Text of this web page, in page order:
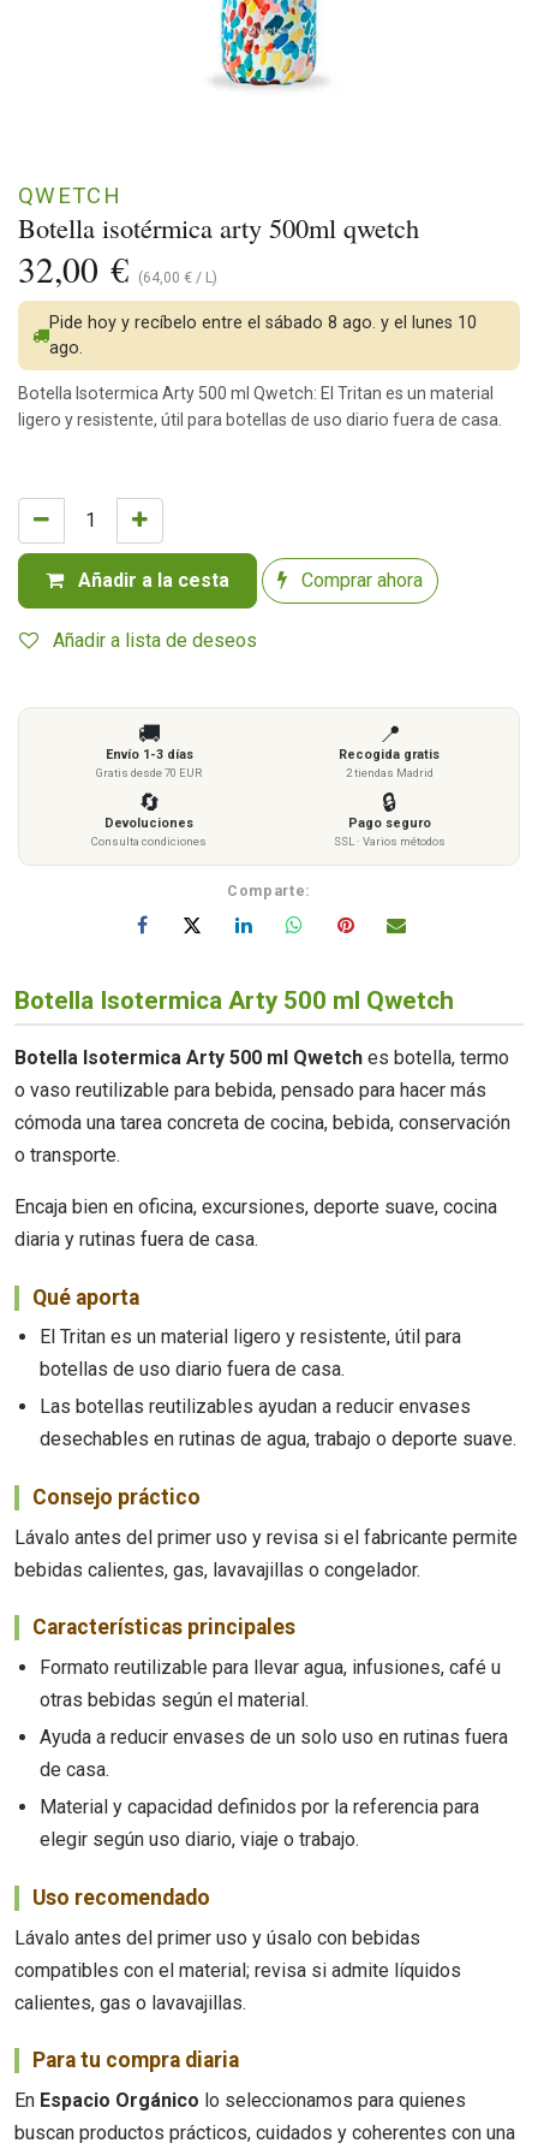
Botella isotérmica arty 500ml qwetch
QWETCH
32,00 € (64,00 € / L )
Añadir a la cesta Comprar ahora
Añadir a lista de deseos
Pide hoy y recíbelo entre el sábado 8 ago. y el lunes 10
ago.
Botella Isotermica Arty 500 ml Qwetch: El Tritan es un material
ligero y resistente, útil para botellas de uso diario fuera de casa.
🚚
Envío 1-3 días
Gratis desde 70 EUR
📍
Recogida gratis
2 tiendas Madrid
🔄
Devoluciones
Consulta condiciones
🔒
Pago seguro
SSL · Varios métodos
Comparte:
Botella Isotermica Arty 500 ml Qwetch
Botella Isotermica Arty 500 ml Qwetch es botella, termo
o vaso reutilizable para bebida, pensado para hacer más
cómoda una tarea concreta de cocina, bebida, conservación
o transporte.
Encaja bien en oficina, excursiones, deporte suave, cocina
diaria y rutinas fuera de casa.
Qué aporta
El Tritan es un material ligero y resistente, útil para
botellas de uso diario fuera de casa.
Las botellas reutilizables ayudan a reducir envases
desechables en rutinas de agua, trabajo o deporte suave.
Consejo práctico
Lávalo antes del primer uso y revisa si el fabricante permite
bebidas calientes, gas, lavavajillas o congelador.
Características principales
Formato reutilizable para llevar agua, infusiones, café u
otras bebidas según el material.
Ayuda a reducir envases de un solo uso en rutinas fuera
de casa.
Material y capacidad definidos por la referencia para
elegir según uso diario, viaje o trabajo.
Uso recomendado
Lávalo antes del primer uso y úsalo con bebidas
compatibles con el material; revisa si admite líquidos
calientes, gas o lavavajillas.
Para tu compra diaria
En Espacio Orgánico lo seleccionamos para quienes
buscan productos prácticos, cuidados y coherentes con una